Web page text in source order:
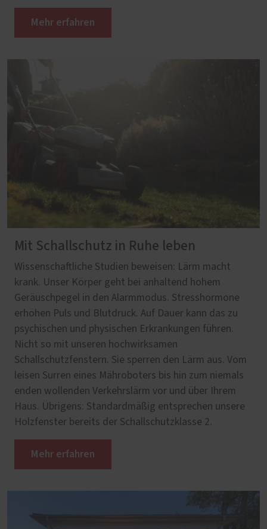
Mehr erfahren
Mit Schallschutz in Ruhe leben
Wissenschaftliche Studien beweisen: Lärm macht
krank. Unser Körper geht bei anhaltend hohem
Geräuschpegel in den Alarmmodus. Stresshormone
erhöhen Puls und Blutdruck. Auf Dauer kann das zu
psychischen und physischen Erkrankungen führen.
Nicht so mit unseren hochwirksamen
Schallschutzfenstern. Sie sperren den Lärm aus. Vom
leisen Surren eines Mähroboters bis hin zum niemals
enden wollenden Verkehrslärm vor und über Ihrem
Haus. Übrigens: Standardmäßig entsprechen unsere
Holzfenster bereits der Schallschutzklasse 2.
Mehr erfahren